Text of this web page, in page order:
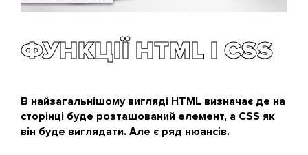
ФУНКЦІЇ HTML І CSS
В найзагальнішому вигляді HTML визначає де на
сторінці буде розташований елемент, а CSS як
він буде виглядати. Але є ряд нюансів.